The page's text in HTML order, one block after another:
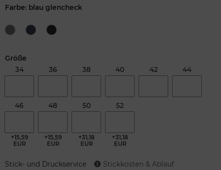
Farbe: blau glencheck
Größe
34
36 38 40 42 44
46
+15,59
EUR
48
+15,59
EUR
50
+31,18
EUR
52
+31,18
EUR
Stick- und Druckservice Stickkosten & Ablauf